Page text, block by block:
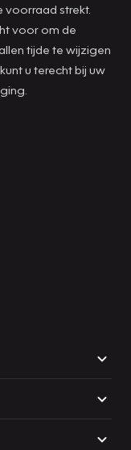
strekt.
voor om de
tijde te wijzigen
u terecht bij uw